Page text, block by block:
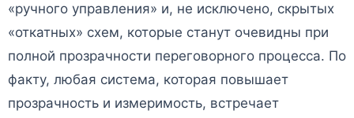
«ручного управления» и, не исключено, скрытых
«откатных» схем, которые станут очевидны при
полной прозрачности переговорного процесса. По
факту, любая система, которая повышает
прозрачность и измеримость, встречает